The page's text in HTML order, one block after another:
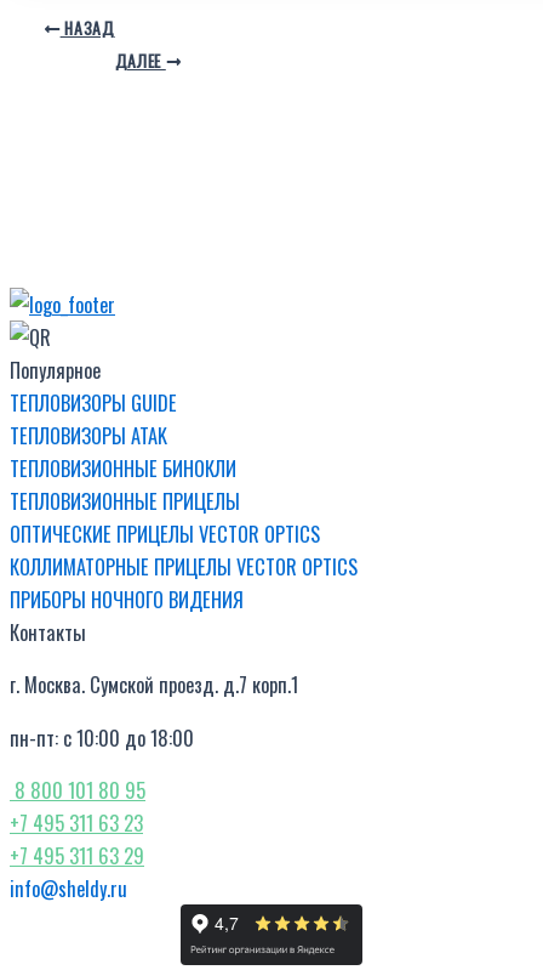
НАЗАД
ДАЛЕЕ
Популярное
ТЕПЛОВИЗОРЫ GUIDE
ТЕПЛОВИЗОРЫ ATAK
ТЕПЛОВИЗИОННЫЕ БИНОКЛИ
ТЕПЛОВИЗИОННЫЕ ПРИЦЕЛЫ
ОПТИЧЕСКИЕ ПРИЦЕЛЫ VECTOR OPTICS
КОЛЛИМАТОРНЫЕ ПРИЦЕЛЫ VECTOR OPTICS
ПРИБОРЫ НОЧНОГО ВИДЕНИЯ
Контакты
г. Москва. Сумской проезд. д.7 корп.1
пн-пт: с 10:00 до 18:00
8 800 101 80 95
+7 495 311 63 23
+7 495 311 63 29
info@sheldy.ru